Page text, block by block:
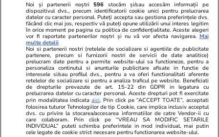
Wowbiz.ro
Cum arată fiul Mădălinei Manole
la 17 ani! Fratele regretatei
artiste a publicat o fotografie în
premieră cu Petru Mircea Jr.
Redactia.ro
Primele
Rares
Andreea
comentat
Noi și partenerii noștri 596 stocăm și/sau accesăm informații pe
dispozitivul dvs., precum identificatorii cookie unici pentru prelucrarea
datelor cu caracter personal. Puteți accepta sau gestiona preferințele dvs.
făcând clic mai jos, respectiv vă puteți opune utilizării unui interes legitim
în orice moment pe pagina cu politica de confidențialitate. Aceste alegeri
vor fi raportate partenerilor noștri și nu vă vor afecta navigarea. Mai
multe detalii
Noi si partenerii nostri (retelele de socializare si agentiile de publicitate
partenere, precum si furnizorii nostri de servicii de date analitice)
prelucram date pentru a permite website-ului sa functioneze, pentru a
personaliza continutul si anunturile publicitare afisate in functie de
interesele si/sau profilul dvs., pentru a va oferi functionalitati aferente
retelelor de socializare si pentru a analiza traficul pe website. Beneficiati
de drepturile prevazute de art. 15-22 din GDPR in legatura cu
prelucrarea datelor cu caracter personal. Aceste drepturi pot fi exercitate
prin modalitatea indicataaici. Prin click pe “ACCEPT TOATE”, acceptati
folosirea tuturor Tehnologiilor de tip Cookie, care implica inclusiv acceptul
dvs. cu privire la stocarea/accesarea informatiilor de catre Vendor-ii cu
care colaboram. Prin click pe “VREAU SA MODIFIC SETARILE
INDIVIDUAL” puteti schimba preferintele in mod individual, mai putin
cele legate de cookie strict necesare pentru functionarea website-ului.